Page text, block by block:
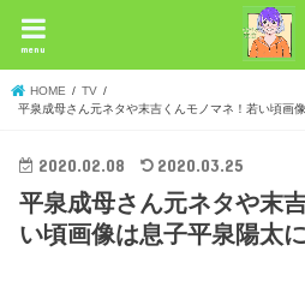
menu
HOME
TV
平泉成母さん元ネタや末吉くんモノマネ！若い頃画
2020.02.08 2020.03.25
平泉成母さん元ネタや末
い頃画像は息子平泉陽太